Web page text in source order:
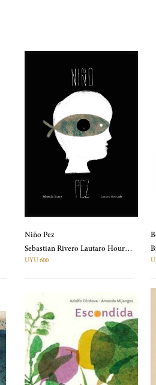
Niño Pez
Sebastian Rivero Lautaro Hourcade
UYU 600